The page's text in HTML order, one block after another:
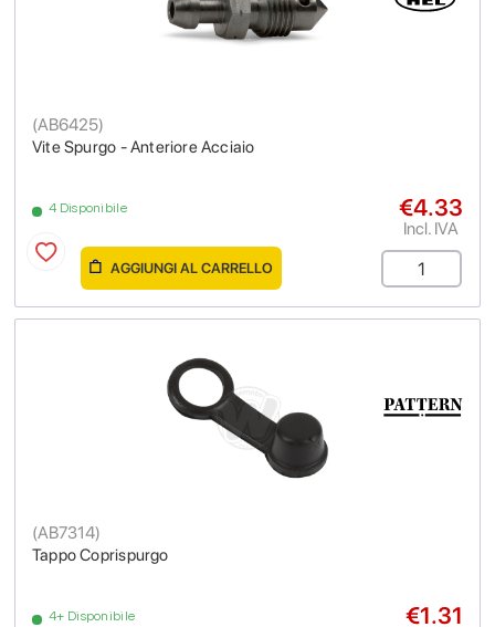
Vite Spurgo - Anteriore Acciaio
(AB6425)
4 Disponibile €4.33
Incl. IVA
AGGIUNGI AL CARRELLO
Tappo Coprispurgo
(AB7314)
4+ Disponibile €1.31